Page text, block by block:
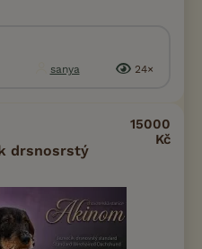
sanya 24×
drsnosrstý
15000
Kč